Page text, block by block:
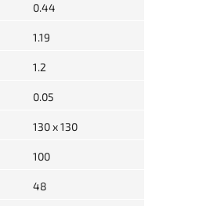
0.44
1.19
1.2
0.05
130 x 130
100
48